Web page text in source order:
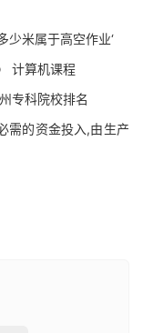
少米属于高空作业‘
计算机课程
专科院校排名
需的资金投入,由生产